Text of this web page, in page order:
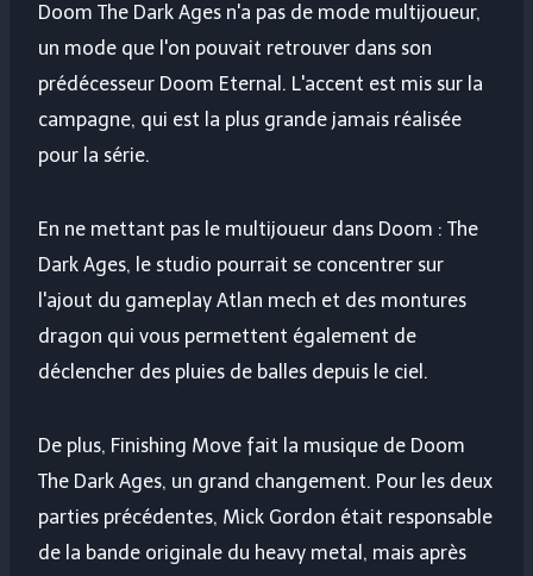
Doom The Dark Ages n'a pas de mode multijoueur,
un mode que l'on pouvait retrouver dans son
prédécesseur Doom Eternal. L'accent est mis sur la
campagne, qui est la plus grande jamais réalisée
pour la série.
En ne mettant pas le multijoueur dans Doom : The
Dark Ages, le studio pourrait se concentrer sur
l'ajout du gameplay Atlan mech et des montures
dragon qui vous permettent également de
déclencher des pluies de balles depuis le ciel.
De plus, Finishing Move fait la musique de Doom
The Dark Ages, un grand changement. Pour les deux
parties précédentes, Mick Gordon était responsable
de la bande originale du heavy metal, mais après